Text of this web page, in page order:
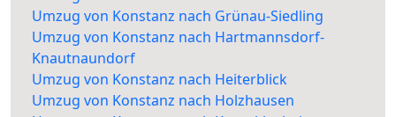
Umzug von Konstanz nach Grünau-Siedling
Umzug von Konstanz nach Hartmannsdorf-
Knautnaundorf
Umzug von Konstanz nach Heiterblick
Umzug von Konstanz nach Holzhausen